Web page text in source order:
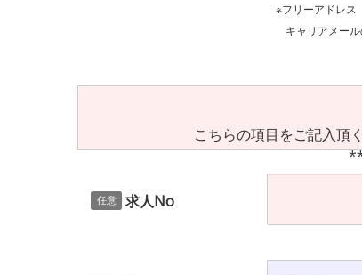
※フリーアドレス
キャリアメールの場合、ご自身の
こちらの項目をご記入頂
任意 求人No